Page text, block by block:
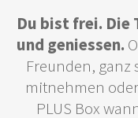
Du bist frei. Die
und geniessen.
Freunden,
mitnehmen
PLUS Box